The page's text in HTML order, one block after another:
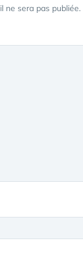
ne sera pas publiée.